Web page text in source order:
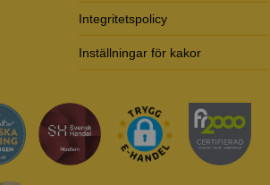
Integritetspolicy
Inställningar för kakor